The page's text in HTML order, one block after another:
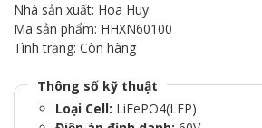
Nhà sản xuất: Hoa Huy
Mã sản phẩm: HHXN60100
Tình trạng: Còn hàng
Thông số kỹ thuật
Loại Cell: LiFePO4(LFP)